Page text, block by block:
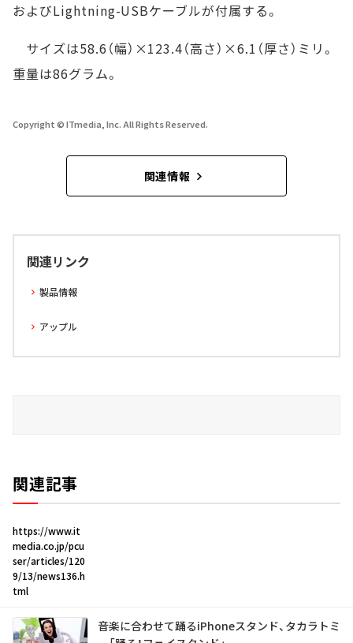
およびLightning-USBケーブルが付属する。
サイズは58.6（幅）×123.4（高さ）×6.1（厚さ）ミリ。
重量は86グラム。
Copyright © ITmedia, Inc. All Rights Reserved.
関連情報
関連リンク
製品情報
アップル
関連記事
https://www.it
media.co.jp/pcu
ser/articles/120
9/13/news136.h
tml
音楽に合わせて踊るiPhoneスタンド、タカラトミ